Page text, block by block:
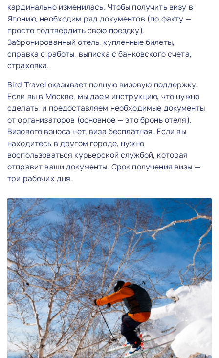
кардинально изменилась. Чтобы получить визу в
Японию, необходим ряд документов (по факту —
просто подтвердить свою поездку).
Забронированный отель, купленные билеты,
справка с работы, выписка с банковского счета,
страховка.
Bird Travel оказывает полную визовую поддержку.
Если вы в Москве, мы даем инструкцию, что нужно
сделать, и предоставляем необходимые документы
от организаторов (основное — это бронь отеля).
Визового взноса нет, виза бесплатная. Если вы
находитесь в другом городе, нужно
воспользоваться курьерской службой, которая
отправит ваши документы. Срок получения визы —
три рабочих дня.